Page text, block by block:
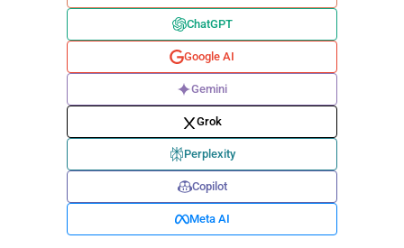
ChatGPT
Google AI
Gemini
Grok
Perplexity
Copilot
Meta AI